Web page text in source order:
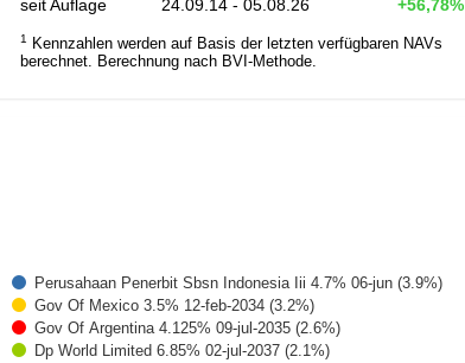
seit Auflage
24.09.14 - 05.08.26 +56,78%
1
Kennzahlen werden auf Basis der letzten verfügbaren NAVs
berechnet. Berechnung nach BVI-Methode.
Perusahaan Penerbit Sbsn Indonesia Iii 4.7% 06-jun (3.9%)
Gov Of Mexico 3.5% 12-feb-2034 (3.2%)
Gov Of Argentina 4.125% 09-jul-2035 (2.6%)
Dp World Limited 6.85% 02-jul-2037 (2.1%)